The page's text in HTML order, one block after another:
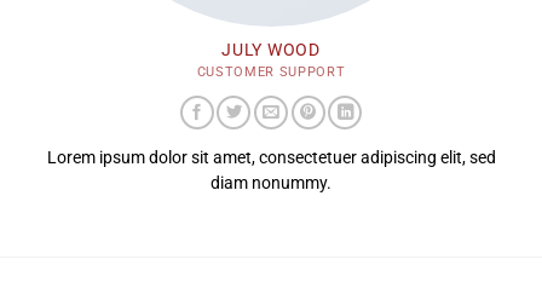
JULY WOOD
CUSTOMER SUPPORT
Lorem ipsum dolor sit amet, consectetuer adipiscing elit, sed
diam nonummy.